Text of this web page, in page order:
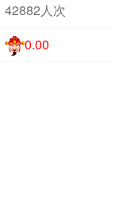
42882人次
0.00